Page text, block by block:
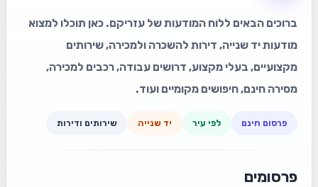
ברוכים הבאים ללוח המודעות של עזריקם. כאן תוכלו למצוא
מודעות יד שנייה, דירות להשכרה ולמכירה, שירותים
מקצועיים, בעלי מקצוע, דרושים עבודה, רכבים למכירה,
מסירה חינם, חיפושים מקומיים ועוד.
פרסום חינם לפי עיר יד שנייה שירותים ודירות
פרסומים